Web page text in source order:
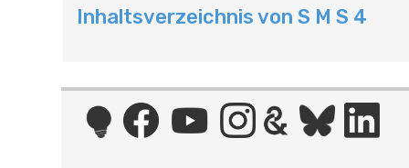
T
N
Inhaltsverzeichnis von S M S 4